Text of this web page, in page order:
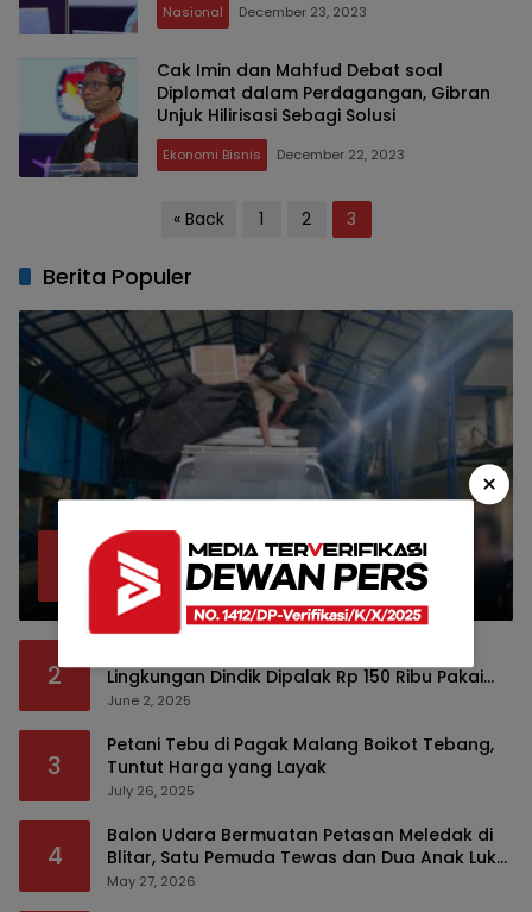
Nasional December 23, 2023
Cak Imin dan Mahfud Debat soal
Diplomat dalam Perdagangan, Gibran
Unjuk Hilirisasi Sebagi Solusi
Ekonomi Bisnis December 22, 2023
« Back 1 2 3
Berita Populer
Bea Cukai Malang Sita 172 Ribu Batang
Rokok Ilegal Bermodus Kemasan Sabun
April 22, 2026
2
Lingkungan Dindik Dipalak Rp 150 Ribu Pakai
Modus Tumpengan, KPK Turut Pantau
June 2, 2025
3
Petani Tebu di Pagak Malang Boikot Tebang,
Tuntut Harga yang Layak
July 26, 2025
4
Balon Udara Bermuatan Petasan Meledak di
Blitar, Satu Pemuda Tewas dan Dua Anak Luka
Serius
May 27, 2026
×